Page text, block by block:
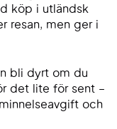
köp i utländsk
resan, men ger i
bli dyrt om du
det lite för sent –
och